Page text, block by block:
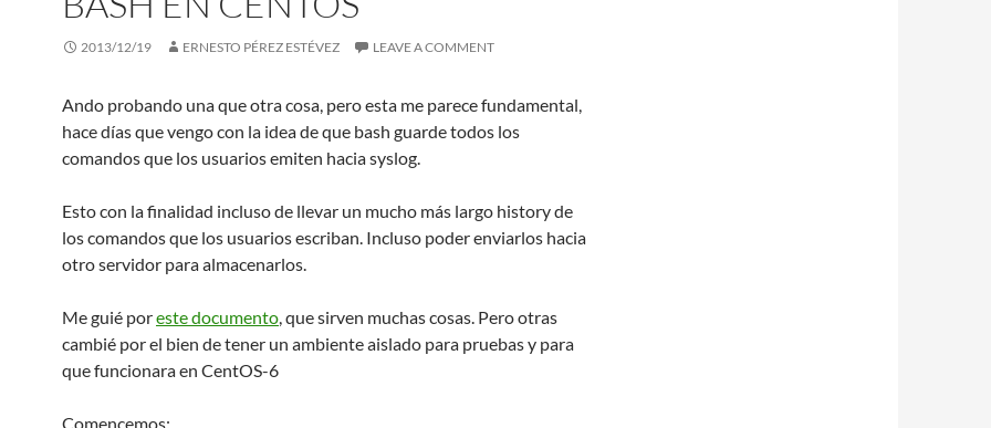
2013/12/19 ERNESTO PÉREZ ESTÉVEZ LEAVE A COMMENT
Ando probando una que otra cosa, pero esta me parece fundamental,
hace días que vengo con la idea de que bash guarde todos los
comandos que los usuarios emiten hacia syslog.
Esto con la finalidad incluso de llevar un mucho más largo history de
los comandos que los usuarios escriban. Incluso poder enviarlos hacia
otro servidor para almacenarlos.
Me guié poreste documento, que sirven muchas cosas. Pero otras
cambié por el bien de tener un ambiente aislado para pruebas y para
que funcionara en CentOS-6
Comencemos: